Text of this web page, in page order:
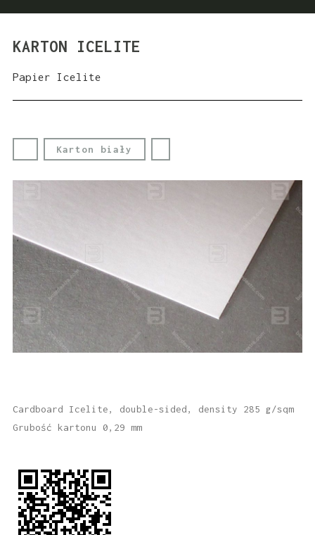
KARTON ICELITE
Papier Icelite
Karton biały
Cardboard Icelite, double-sided, density 285 g/sqm
Grubość kartonu 0,29 mm